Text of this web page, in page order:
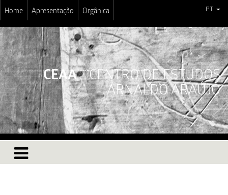
Home Apresentação Orgânica PT
CEAA- CENTRO DE ESTUDOS
ARNALDO ARAÚJO